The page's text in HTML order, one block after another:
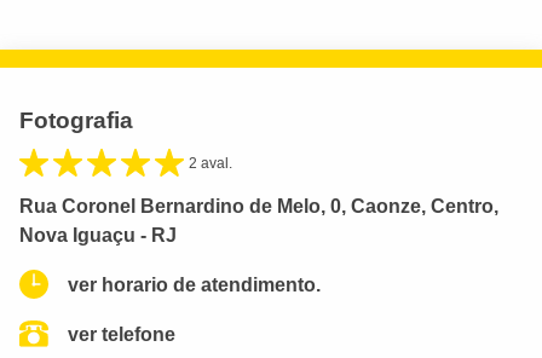
Fotografia
2 aval.
Rua Coronel Bernardino de Melo, 0, Caonze, Centro,
Nova Iguaçu - RJ
ver horario de atendimento.
ver telefone